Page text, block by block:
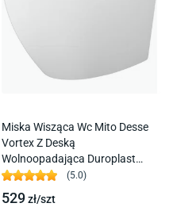
Miska Wisząca Wc Mito Desse
Vortex Z Deską
Wolnoopadająca Duroplast
S4024-001
(5.0)
529zł/szt